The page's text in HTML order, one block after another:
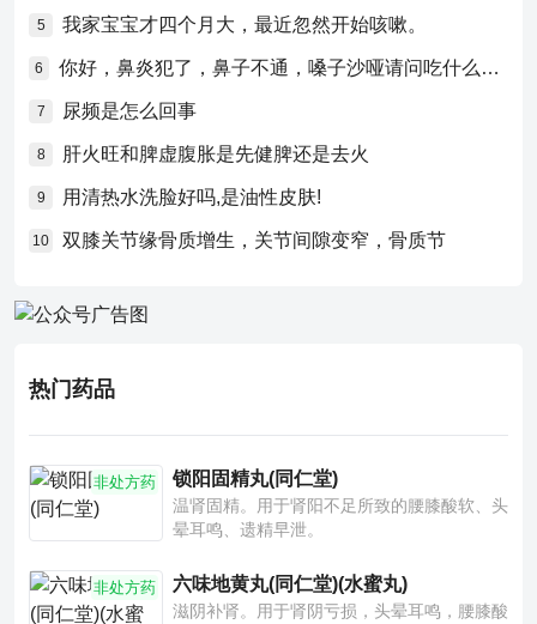
5 我家宝宝才四个月大，最近忽然开始咳嗽。
6 你好，鼻炎犯了，鼻子不通，嗓子沙哑请问吃什么药比较好？
7 尿频是怎么回事
8 肝火旺和脾虚腹胀是先健脾还是去火
9 用清热水洗脸好吗,是油性皮肤!
10 双膝关节缘骨质增生，关节间隙变窄，骨质节
热门药品
非处方药 锁阳固精丸(同仁堂)
温肾固精。用于肾阳不足所致的腰膝酸软、头
晕耳鸣、遗精早泄。
非处方药 六味地黄丸(同仁堂)(水蜜丸)
滋阴补肾。用于肾阴亏损，头晕耳鸣，腰膝酸